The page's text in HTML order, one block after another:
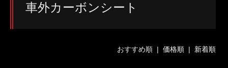
車外カーボンシート
おすすめ順 | 価格順| 新着順